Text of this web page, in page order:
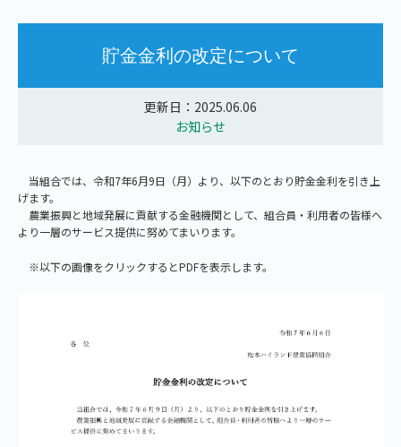
貯金金利の改定について
更新日：2025.06.06
お知らせ
当組合では、令和7年6月9日（月）より、以下のとおり貯金金利を引き上
げます。
農業振興と地域発展に貢献する金融機関として、組合員・利用者の皆様へ
より一層のサービス提供に努めてまいります。
※以下の画像をクリックするとPDFを表示します。